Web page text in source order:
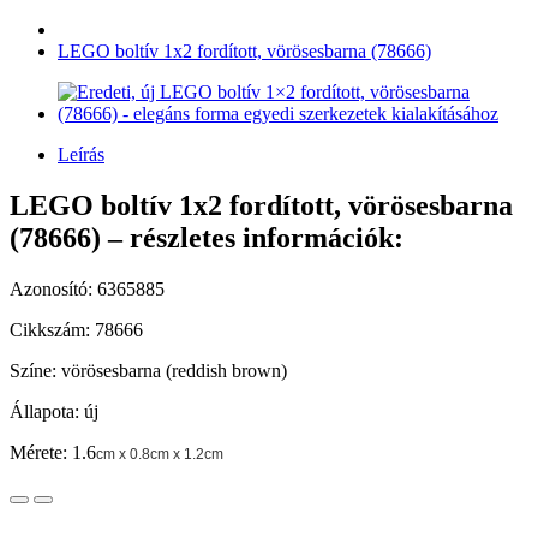
LEGO boltív 1x2 fordított, vörösesbarna (78666)
Leírás
LEGO boltív 1x2 fordított, vörösesbarna
(78666) – részletes információk:
Azonosító: 6365885
Cikkszám: 78666
Színe: vörösesbarna (reddish brown)
Állapota: új
Mérete: 1.6cm x 0.8cm x 1.2cm